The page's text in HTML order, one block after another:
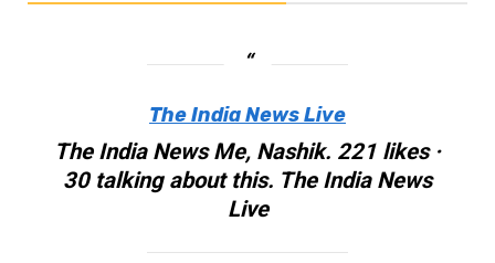
The India News Live
The India News Me, Nashik. 221 likes ·
30 talking about this. The India News
Live